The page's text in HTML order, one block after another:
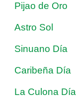
Pijao de Oro
Astro Sol
Sinuano Día
Caribeña Día
La Culona Día